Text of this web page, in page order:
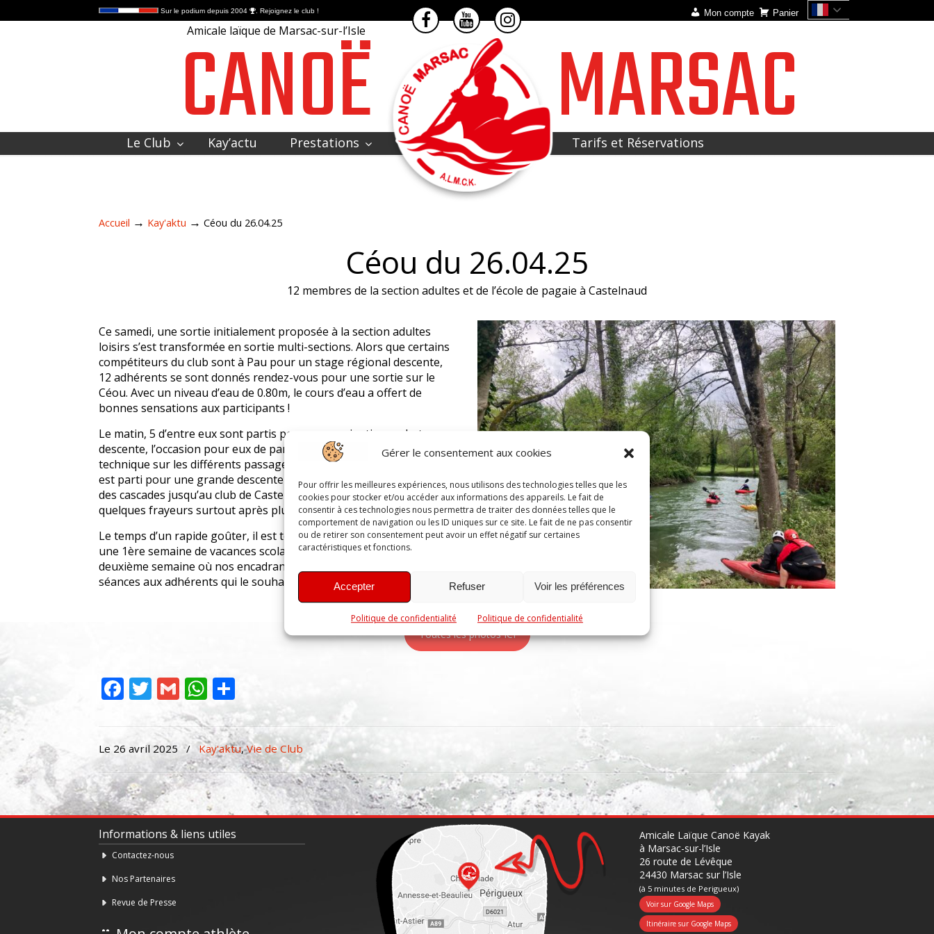
Gérer le consentement aux cookies
Pour offrir les meilleures expériences, nous utilisons des technologies telles que les
cookies pour stocker et/ou accéder aux informations des appareils. Le fait de
consentir à ces technologies nous permettra de traiter des données telles que le
comportement de navigation ou les ID uniques sur ce site. Le fait de ne pas consentir
ou de retirer son consentement peut avoir un effet négatif sur certaines
caractéristiques et fonctions.
Accepter Refuser Voir les préférences
Politique de confidentialité Politique de confidentialité
Sur le podium depuis 2004 . Rejoignez le club ! Mon compte Panier
Amicale laïque de Marsac-sur-l’Isle
CANOË MARSAC
Le Club Kay’actu Prestations
Tarifs et Réservations
Accueil → Kay'aktu → Céou du 26.04.25
Céou du 26.04.25
12 membres de la section adultes et de l’école de pagaie à Castelnaud
Ce samedi, une sortie initialement proposée à la section adultes
loisirs s’est transformée en sortie multi-sections. Alors que certains
compétiteurs du club sont à Pau pour un stage régional descente,
12 adhérents se sont donnés rendez-vous pour une sortie sur le
Céou. Avec un niveau d’eau de 0.80m, le cours d’eau a offert de
bonnes sensations aux participants !
Le matin, 5 d’entre eux sont partis pour une navigation en bateau
descente, l’occasion pour eux de parfaire leur aisance et leur
technique sur les différents passages. L’après-midi, tout le monde
est parti pour une grande descente en bateau plastique du camping
des cascades jusqu’au club de Castelnaud. Le dernier rapide a donné
quelques frayeurs surtout après plus de 2h15 de navigation.
Le temps d’un rapide goûter, il est temps du retour à Marsac ! Après
une 1ère semaine de vacances scolaires bien remplie, place à la
deuxième semaine où nos encadrants bénévoles proposeront des
séances aux adhérents qui le souhaitent !
Toutes les photos ICI
Facebook
Twitter
GmailWhatsApp
Le 26 avril 2025 / Kay'aktu,Vie de Club
Informations & liens utiles
Contactez-nous
Nos Partenaires
Revue de Presse
Amicale Laïque Canoë Kayak
à Marsac-sur-l’Isle
26 route de Lévêque
24430 Marsac sur l’Isle
(à 5 minutes de Perigueux)
Voir sur Google Maps
Itinéraire sur Google Maps